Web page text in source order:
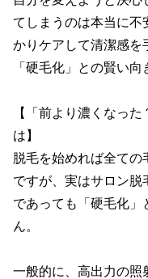
てしまうのは本当に不
かりケアして清潔感を
「硬毛化」との賢い向
【「前より濃くなっ
は】
脱毛を始めれば全ての
ですが、実はサロン
であっても「硬毛化」
ん。
一般的に、高出力の照